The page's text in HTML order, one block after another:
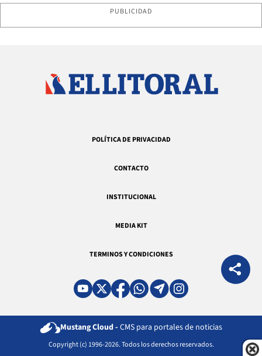
PUBLICIDAD
POLÍTICA DE PRIVACIDAD
CONTACTO
INSTITUCIONAL
MEDIA KIT
TERMINOS Y CONDICIONES
Mustang Cloud - CMS para portales de noticias
Copyright (c) 1996-2026. Todos los derechos reservados.